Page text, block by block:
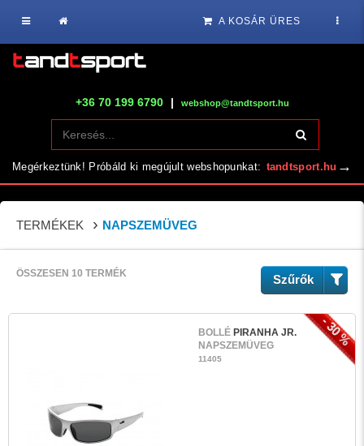
+36 70 199 6790 | webshop@tandtsport.hu
A KOSÁR ÜRES
Megérkeztünk! Próbáld ki megújult webshopunkat: tandtsport.hu →
TERMÉKEK NAPSZEMÜVEG
Szűrők
ÖSSZESEN 10 TERMÉK
- 30 %
BOLLÉ PIRANHA JR.
NAPSZEMÜVEG
11405